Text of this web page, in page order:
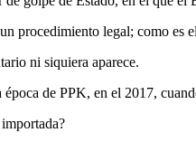
procedimiento legal; como
ni siquiera aparece.
de PPK, en el 2017,